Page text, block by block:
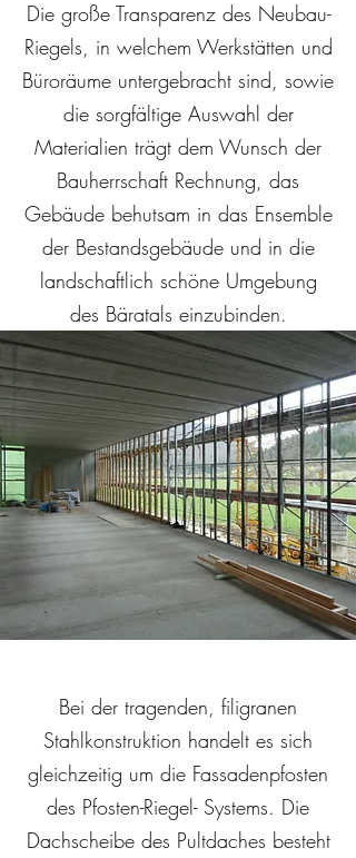
Die große Transparenz des Neubau-
Riegels, in welchem Werkstätten und
Büroräume untergebracht sind, sowie
die sorgfältige Auswahl der
Materialien trägt dem Wunsch der
Bauherrschaft Rechnung, das
Gebäude behutsam in das Ensemble
der Bestandsgebäude und in die
landschaftlich schöne Umgebung
des Bäratals einzubinden.
Bei der tragenden, filigranen
Stahlkonstruktion handelt es sich
gleichzeitig um die Fassadenpfosten
des Pfosten-Riegel- Systems. Die
Dachscheibe des Pultdaches besteht